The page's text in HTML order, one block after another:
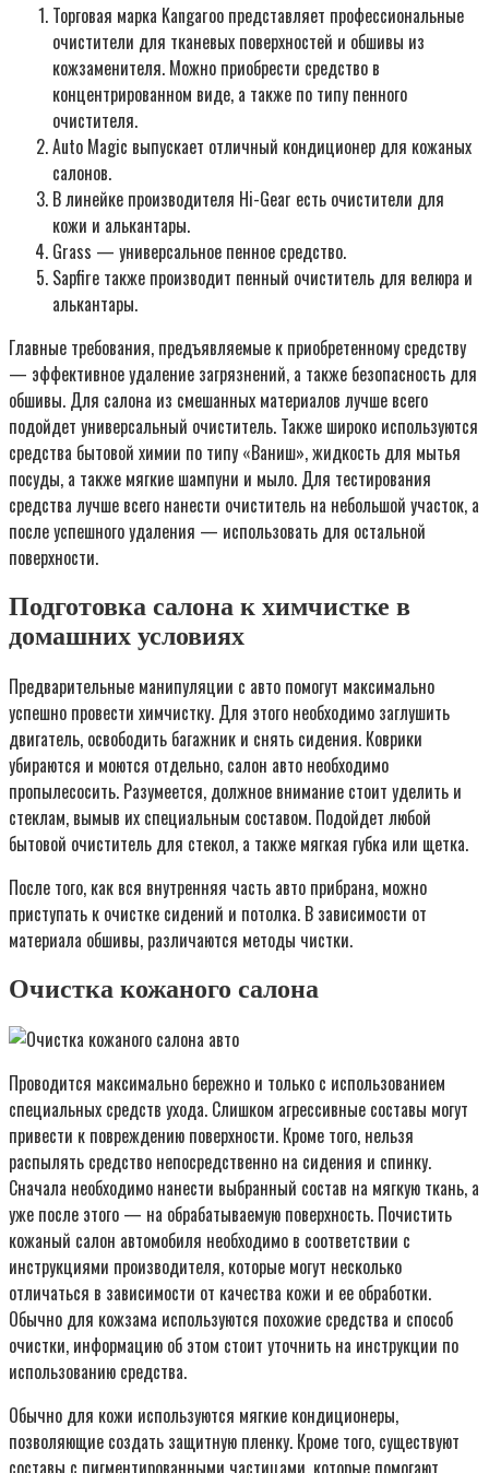
Торговая марка Kangaroo представляет профессиональные
очистители для тканевых поверхностей и обшивы из
кожзаменителя. Можно приобрести средство в
концентрированном виде, а также по типу пенного
очистителя.
Auto Magic выпускает отличный кондиционер для кожаных
салонов.
В линейке производителя Hi-Gear есть очистители для
кожи и алькантары.
Grass — универсальное пенное средство.
Sapfire также производит пенный очиститель для велюра и
алькантары.
Главные требования, предъявляемые к приобретенному средству
— эффективное удаление загрязнений, а также безопасность для
обшивы. Для салона из смешанных материалов лучше всего
подойдет универсальный очиститель. Также широко используются
средства бытовой химии по типу «Ваниш», жидкость для мытья
посуды, а также мягкие шампуни и мыло. Для тестирования
средства лучше всего нанести очиститель на небольшой участок, а
после успешного удаления — использовать для остальной
поверхности.
Подготовка салона к химчистке в
домашних условиях
Предварительные манипуляции с авто помогут максимально
успешно провести химчистку. Для этого необходимо заглушить
двигатель, освободить багажник и снять сидения. Коврики
убираются и моются отдельно, салон авто необходимо
пропылесосить. Разумеется, должное внимание стоит уделить и
стеклам, вымыв их специальным составом. Подойдет любой
бытовой очиститель для стекол, а также мягкая губка или щетка.
После того, как вся внутренняя часть авто прибрана, можно
приступать к очистке сидений и потолка. В зависимости от
материала обшивы, различаются методы чистки.
Очистка кожаного салона
Проводится максимально бережно и только с использованием
специальных средств ухода. Слишком агрессивные составы могут
привести к повреждению поверхности. Кроме того, нельзя
распылять средство непосредственно на сидения и спинку.
Сначала необходимо нанести выбранный состав на мягкую ткань, а
уже после этого — на обрабатываемую поверхность. Почистить
кожаный салон автомобиля необходимо в соответствии с
инструкциями производителя, которые могут несколько
отличаться в зависимости от качества кожи и ее обработки.
Обычно для кожзама используются похожие средства и способ
очистки, информацию об этом стоит уточнить на инструкции по
использованию средства.
Обычно для кожи используются мягкие кондиционеры,
позволяющие создать защитную пленку. Кроме того, существуют
составы с пигментированными частицами, которые помогают